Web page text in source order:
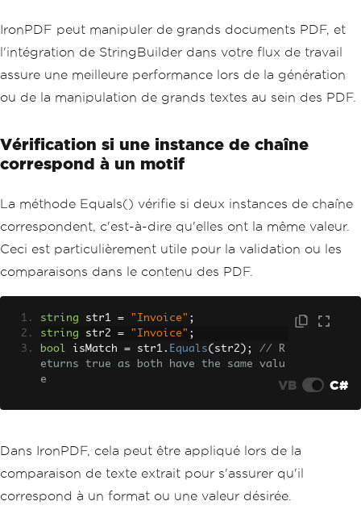
IronPDF peut manipuler de grands documents PDF, et
l'intégration de StringBuilder dans votre flux de travail
assure une meilleure performance lors de la génération
ou de la manipulation de grands textes au sein des PDF.
Vérification si une instance de chaîne
correspond à un motif
La méthode Equals() vérifie si deux instances de chaîne
correspondent, c'est-à-dire qu'elles ont la même valeur.
Ceci est particulièrement utile pour la validation ou les
comparaisons dans le contenu des PDF.
string str1 = "Invoice" ;
string str2 = "Invoice" ;
bool isMatch = str1 . Equals( str2 );
// R
eturns true as both have the same valu
e
VB C#
Dans IronPDF, cela peut être appliqué lors de la
comparaison de texte extrait pour s'assurer qu'il
correspond à un format ou une valeur désirée.